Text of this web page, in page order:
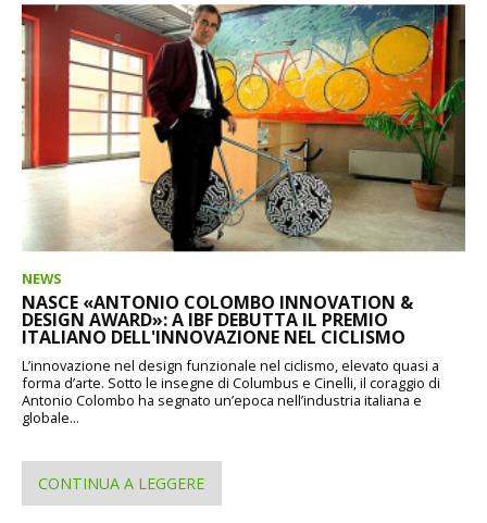
NEWS
NASCE «ANTONIO COLOMBO INNOVATION &
DESIGN AWARD»: A IBF DEBUTTA IL PREMIO
ITALIANO DELL'INNOVAZIONE NEL CICLISMO
L’innovazione nel design funzionale nel ciclismo, elevato quasi a
forma d’arte. Sotto le insegne di Columbus e Cinelli, il coraggio di
Antonio Colombo ha segnato un’epoca nell’industria italiana e
globale...
CONTINUA A LEGGERE